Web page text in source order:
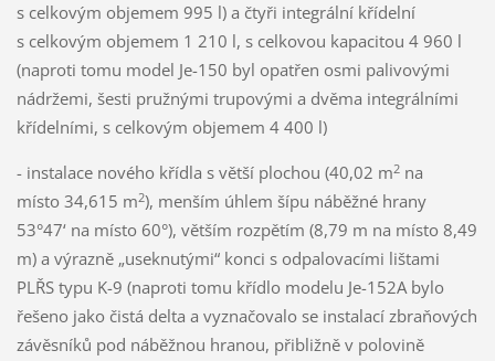
s celkovým objemem 995 l) a čtyři integrální křídelní
s celkovým objemem 1 210 l, s celkovou kapacitou 4 960 l
(naproti tomu model Je-150 byl opatřen osmi palivovými
nádržemi, šesti pružnými trupovými a dvěma integrálními
křídelními, s celkovým objemem 4 400 l)
- instalace nového křídla s větší plochou (40,02 m2na
místo 34,615 m2), menším úhlem šípu náběžné hrany
53°47‘ na místo 60°), větším rozpětím (8,79 m na místo 8,49
m) a výrazně „useknutými“ konci s odpalovacími lištami
PLŘS typu K-9 (naproti tomu křídlo modelu Je-152A bylo
řešeno jako čistá delta a vyznačovalo se instalací zbraňových
závěsníků pod náběžnou hranou, přibližně v polovině